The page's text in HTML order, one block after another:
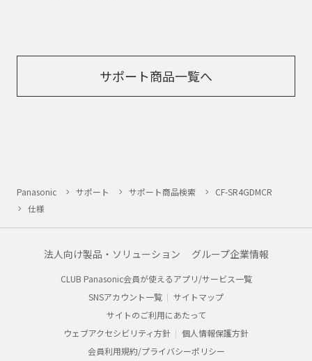
サポート商品一覧へ
Panasonic サポート サポート商品検索
CF-SR4GDMCR
仕様
法人向け製品・ソリューション グループ企業情報
CLUB Panasonic会員が使えるアプリ/サービス一覧
SNSアカウント一覧
サイトマップ
サイトのご利用にあたって
ウェブアクセシビリティ方針
個人情報保護方針
会員利用規約/プライバシーポリシー